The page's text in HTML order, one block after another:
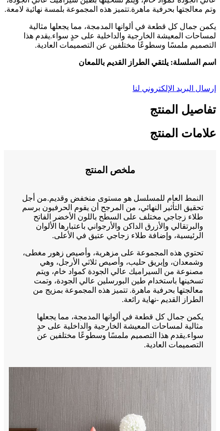
وتم معالجتها بحرفية ماهرة.تتميز هذه المجموعة بلمسة نهائية لامعة.
يكمن جمال كل قطعة في ألوانها المدمجة، مما يجعلها مثالية
لمساحات المعيشة الخارجية والداخلية على حدٍ سواء.يقدم هذا
التصميم ملمسًا وسطوعًا مختلفين عن التصميمات العادية.
اسم السلسلة: يلتقي الطراز القديم باللمعان
إرسال البريد الإلكتروني لنا
تفاصيل المنتج
علامات المنتج
ملخص المنتج
النمط العام للمسلسل هو مستوى منخفض وقديم.من أجل
تحقيق التأثير النهائي، من المرجح أن يقوم الحرفيون برسم
طلاء زجاجي مختلف على السطح باللون الأخضر الفاتح
والبرتقالي والأزرق الداكن والأرجواني باعتبارها الألوان
الرئيسية، وإضافة طلاء زجاجي عتيق في الأعلى.
تحتوي هذه المجموعة على مزهرية، وأصيص زهور مغطى،
وشمعدان، وإبريق حليب، وأصيص ثلاثي الأرجل، وهي
مصنوعة من السيراميك عالي الجودة كمواد خام، ويتم
تسخينها باستخدام طين البورسلين عالي الجودة، وتمت
معالجتها بحرفية ماهرة. تتميز هذه المجموعة بمزيج من
الطراز القديم -نهاية رائعة.
يكمن جمال كل قطعة في ألوانها المدمجة، مما يجعلها
مثالية لمساحات المعيشة الخارجية والداخلية على حدٍ
سواء.يقدم هذا التصميم ملمسًا وسطوعًا مختلفين عن
التصميمات العادية.